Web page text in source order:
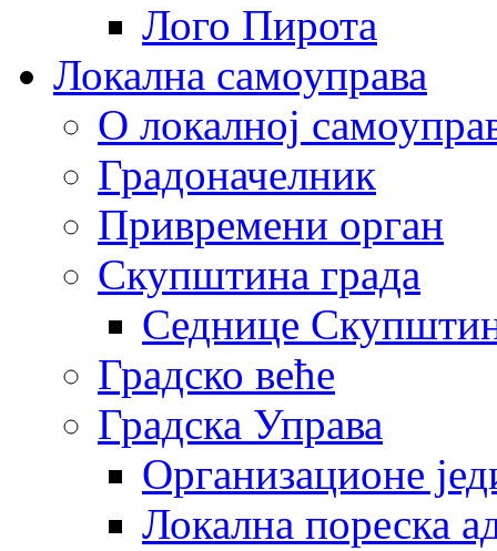
Лого Пирота
Локална самоуправа
О локалној
Градоначелник
Привремени орган
Скупштина града
Седнице
Градско веће
Градска Управа
Организационе
Локална пореска